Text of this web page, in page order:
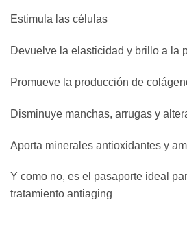
Estimula las células
Devuelve la elasticidad y brillo a la
Promueve la producción de
Disminuye manchas, arrugas y
Aporta minerales antioxidantes y
Y como no, es el pasaporte ideal
tratamiento antiaging